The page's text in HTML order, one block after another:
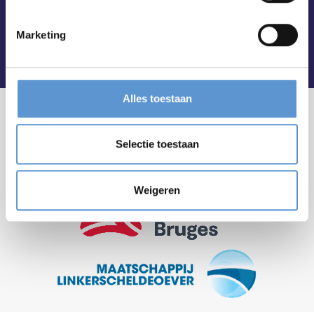
Marketing
Alles toestaan
Selectie toestaan
Weigeren